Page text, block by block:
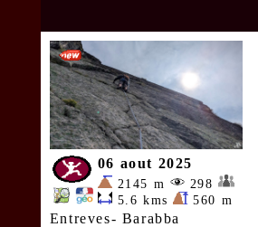
06 aout 2025
2145 m
298
5.6 kms
560 m
Entreves- Barabba